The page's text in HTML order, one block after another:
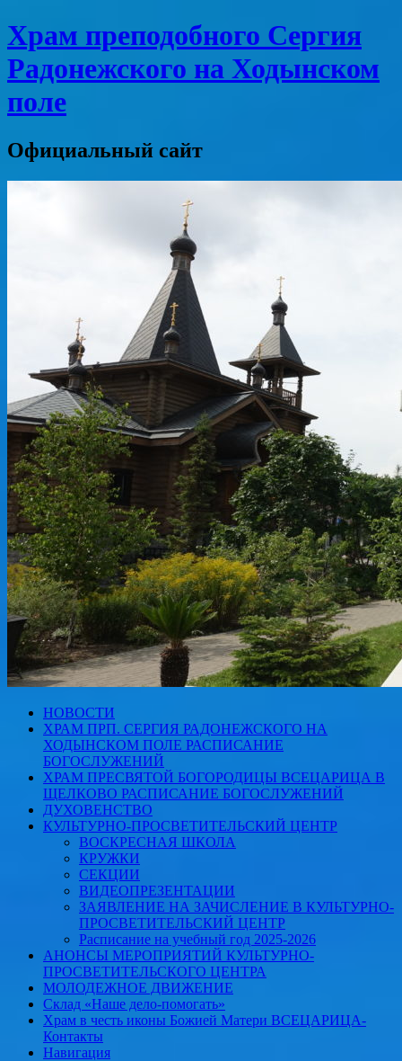
Храм преподобного Сергия
Радонежского на Ходынском
поле
Официальный сайт
НОВОСТИ
ХРАМ ПРП. СЕРГИЯ РАДОНЕЖСКОГО НА
ХОДЫНСКОМ ПОЛЕ РАСПИСАНИЕ
БОГОСЛУЖЕНИЙ
ХРАМ ПРЕСВЯТОЙ БОГОРОДИЦЫ ВСЕЦАРИЦА В
ЩЕЛКОВО РАСПИСАНИЕ БОГОСЛУЖЕНИЙ
ДУХОВЕНСТВО
КУЛЬТУРНО-ПРОСВЕТИТЕЛЬСКИЙ ЦЕНТР
ВОСКРЕСНАЯ ШКОЛА
КРУЖКИ
СЕКЦИИ
ВИДЕОПРЕЗЕНТАЦИИ
ЗАЯВЛЕНИЕ НА ЗАЧИСЛЕНИЕ В КУЛЬТУРНО-
ПРОСВЕТИТЕЛЬСКИЙ ЦЕНТР
Расписание на учебный год 2025-2026
АНОНСЫ МЕРОПРИЯТИЙ КУЛЬТУРНО-
ПРОСВЕТИТЕЛЬСКОГО ЦЕНТРА
МОЛОДЕЖНОЕ ДВИЖЕНИЕ
Склад «Наше дело-помогать»
Храм в честь иконы Божией Матери ВСЕЦАРИЦА-
Контакты
Навигация